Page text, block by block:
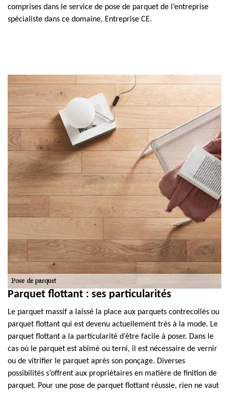
comprises dans le service de pose de parquet de l’entreprise
spécialiste dans ce domaine, Entreprise CE.
Parquet flottant : ses particularités
Le parquet massif a laissé la place aux parquets contrecollés ou
parquet flottant qui est devenu actuellement très à la mode. Le
parquet flottant a la particularité d’être facile à poser. Dans le
cas où le parquet est abîmé ou terni, il est nécessaire de vernir
ou de vitrifier le parquet après son ponçage. Diverses
possibilités s’offrent aux propriétaires en matière de finition de
parquet. Pour une pose de parquet flottant réussie, rien ne vaut